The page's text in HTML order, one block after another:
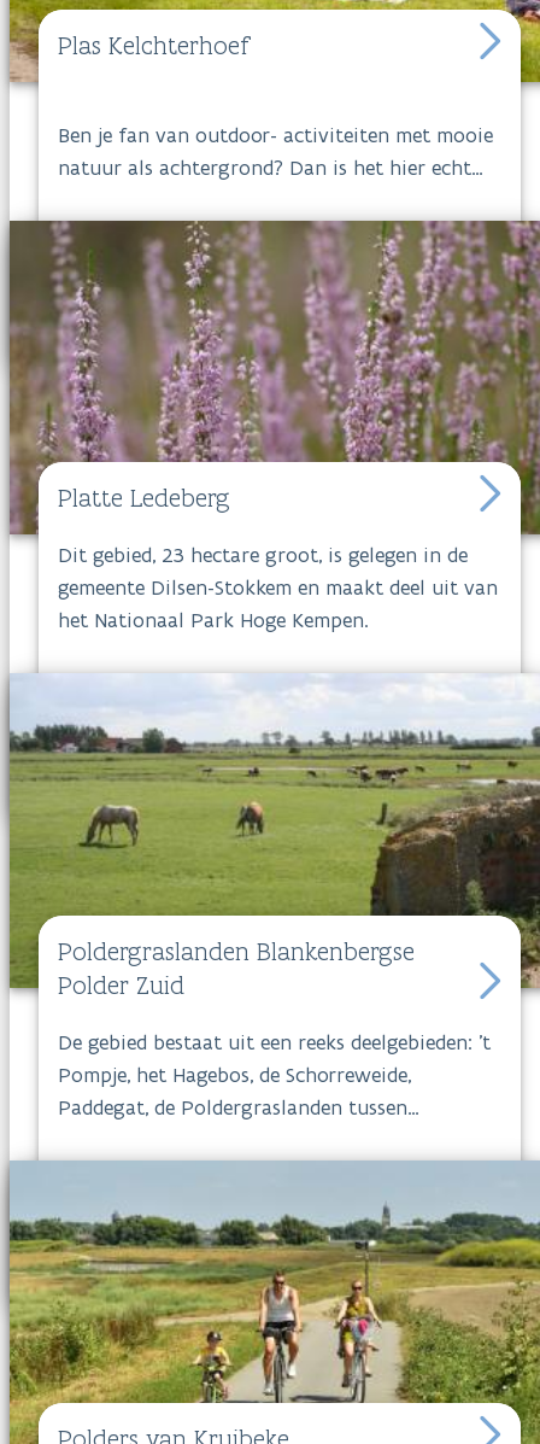
Plas Kelchterhoef
Ben je fan van outdoor- activiteiten met mooie
natuur als achtergrond? Dan is het hier echt
paintball,…het behoort allemaal tot de
mogelijkheden. Hou je het liever wat rustiger,
dan kan je inde Plasook genieten van een
aangename wandeling.
Platte Ledeberg
Dit gebied, 23 hectare groot, is gelegen in de
gemeente Dilsen-Stokkem en maakt deel uit van
het Nationaal Park Hoge Kempen.
Poldergraslanden Blankenbergse
Polder Zuid
De gebied bestaat uit een reeks deelgebieden: 't
Pompje, het Hagebos, de Schorreweide,
Paddegat, de Poldergraslanden tussen
Meetkerkse Moeren
en Kwetshage. Het
Agentschap voor Natuur en Bos beheert in
totaal een kleine 500 hectare in
deBlankenbergse Polder Zuid.